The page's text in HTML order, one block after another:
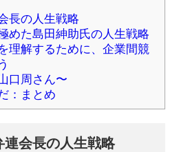
長の人生戦略
めた島田紳助氏の人生戦略
理解するために、企業間競
口周さん〜
：まとめ
連会長の人生戦略